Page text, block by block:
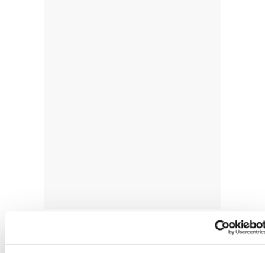
Euskal Herriko Txapelketaren eta Nafarroa Xtrem